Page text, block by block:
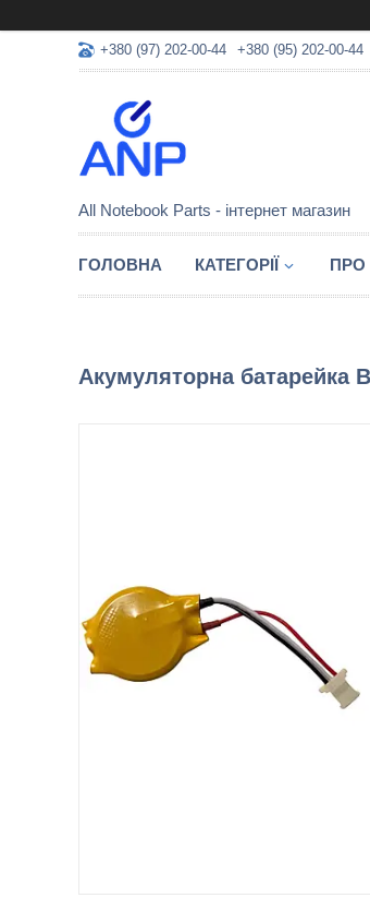
+380 (97) 202-00-44 +380 (95) 202-00-44
All Notebook Parts - інтернет магазин
ГОЛОВНА КАТЕГОРІЇ ПРО
Акумуляторна батарейка